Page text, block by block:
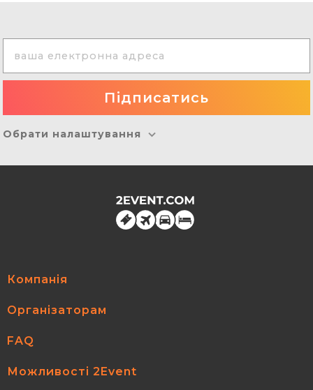
Обрати налаштування
Компанія
Організаторам
FAQ
Можливості 2Event